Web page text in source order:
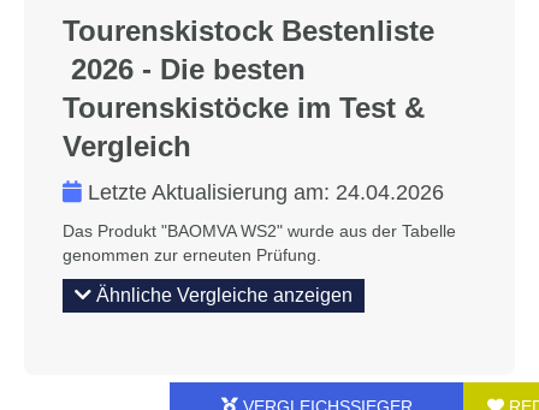
Tourenskistock Bestenliste
2026 - Die besten
Tourenskistöcke im Test &
Vergleich
Letzte Aktualisierung am: 24.04.2026
Das Produkt "BAOMVA WS2" wurde aus der Tabelle
genommen zur erneuten Prüfung.
Ähnliche Vergleiche anzeigen